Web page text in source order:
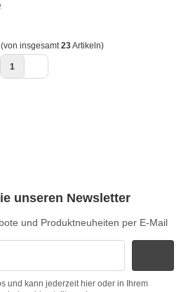
insgesamt23Artikeln)
1
unseren Newsletter
und Produktneuheiten per E-Mail
und kann jederzeit hier oder in Ihrem